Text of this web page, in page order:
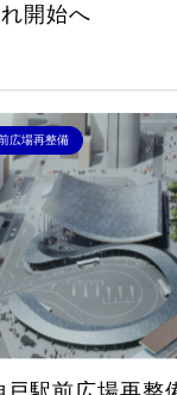
開始へ
広場再整備